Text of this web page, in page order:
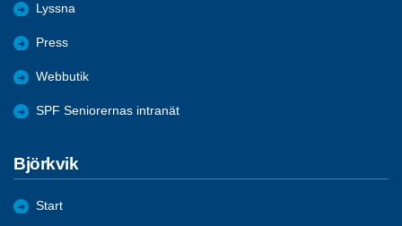
Lyssna
Press
Webbutik
SPF Seniorernas intranät
Björkvik
Start